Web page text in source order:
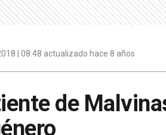
| 08:48 actualizado hace 8 años
de